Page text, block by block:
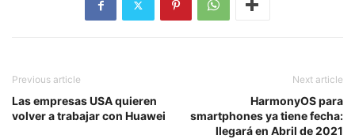
Previous article
Las empresas USA quieren
volver a trabajar con Huawei
Next article
HarmonyOS para
smartphones ya tiene fecha:
llegará en Abril de 2021